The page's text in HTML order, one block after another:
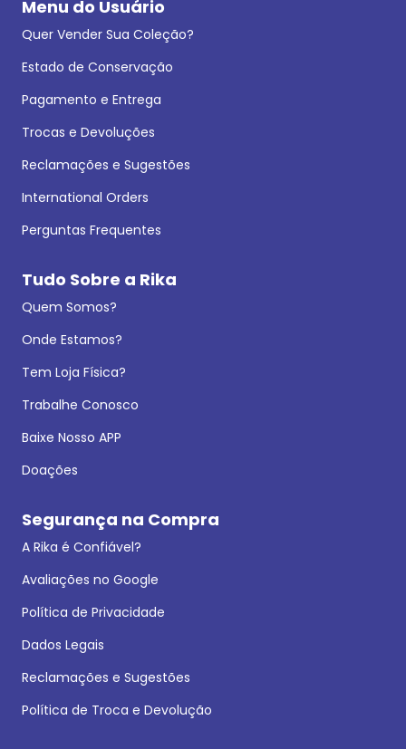
Quer Vender Sua Coleção?
Estado de Conservação
Pagamento e Entrega
Trocas e Devoluções
Reclamações e Sugestões
International Orders
Perguntas Frequentes
Quem Somos?
Onde Estamos?
Tem Loja Física?
Trabalhe Conosco
Baixe Nosso APP
Doações
A Rika é Confiável?
Avaliações no Google
Política de Privacidade
Dados Legais
Reclamações e Sugestões
Política de Troca e Devolução